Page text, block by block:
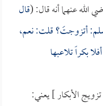
الله عنهما أنه قال: (قال
أتزوجتَ؟ قلت: نعم،
بكراً تلاعبها
الأبكار ] يعني: